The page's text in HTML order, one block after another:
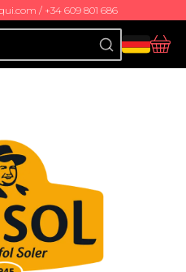
/ +34 609 801 686